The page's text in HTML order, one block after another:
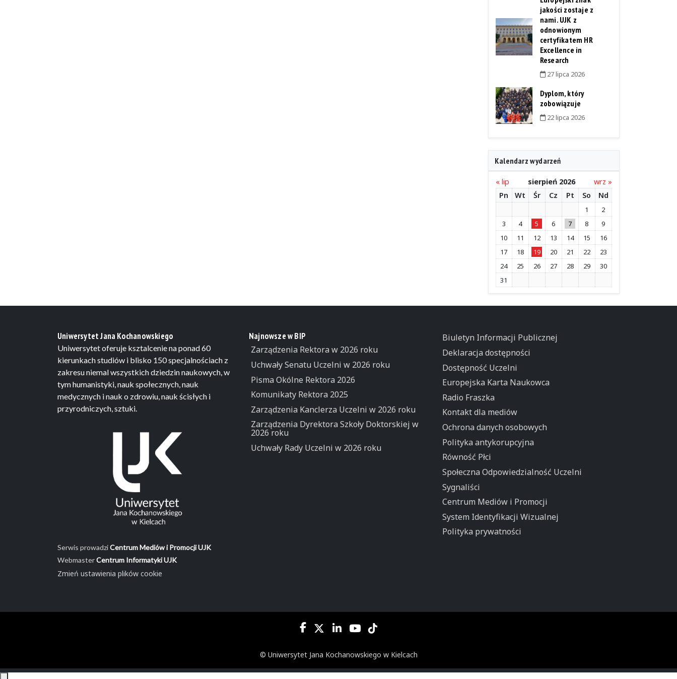
jakości zostaje z
nami. UJK z
odnowionym
certyfikatem HR
Excellence in
Research
27 lipca 2026
Dyplom, który
zobowiązuje
22 lipca 2026
Kalendarz wydarzeń
« lip sierpień 2026
wrz »
Pn
Wt Śr Cz Pt So Nd
1
2
3
4 5 6 7 8
9
10
11 12 13 14 15
16
17
18 19 20 21 22
23
24
25 26 27 28 29
30
31
Uniwersytet Jana Kochanowskiego
Uniwersytet oferuje ksztalcenie na ponad 60
kierunkach studiów i blisko 150 specjalnościach z
zakresu niemal wszystkich dziedzin naukowych, w
tym humanistyki, nauk społecznych, nauk
medycznych i nauk o zdrowiu, nauk ścisłych i
przyrodniczych, sztuki.
Serwis prowadziCentrum Mediów i Promocji UJK
WebmasterCentrum Informatyki UJK
Zmień ustawienia plików cookie
Najnowsze w BIP
Zarządzenia Rektora w 2026 roku
Uchwały Senatu Uczelni w 2026 roku
Pisma Okólne Rektora 2026
Komunikaty Rektora 2025
Zarządzenia Kanclerza Uczelni w 2026 roku
Zarządzenia Dyrektora Szkoły Doktorskiej w
2026 roku
Uchwały Rady Uczelni w 2026 roku
Biuletyn Informacji Publicznej
Deklaracja dostępności
Dostępność Uczelni
Europejska Karta Naukowca
Radio Fraszka
Kontakt dla mediów
Ochrona danych osobowych
Polityka antykorupcyjna
Równość Płci
Społeczna Odpowiedzialność Uczelni
Sygnaliści
Centrum Mediów i Promocji
System Identyfikacji Wizualnej
Polityka prywatności
© Uniwersytet Jana Kochanowskiego w Kielcach